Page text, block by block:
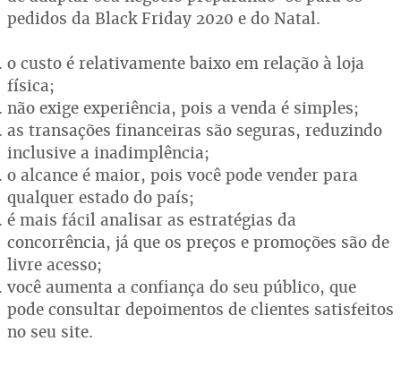
pedidos da Black Friday 2020 e do Natal.
o custo é relativamente baixo em relação à loja
física;
não exige experiência, pois a venda é simples;
as transações financeiras são seguras, reduzindo
inclusive a inadimplência;
o alcance é maior, pois você pode vender para
qualquer estado do país;
é mais fácil analisar as estratégias da
concorrência, já que os preços e promoções são de
livre acesso;
você aumenta a confiança do seu público, que
pode consultar depoimentos de clientes satisfeitos
no seu site.